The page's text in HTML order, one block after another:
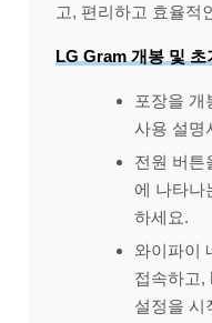
고, 편리하고 효율적
LG Gram 개봉 및 초
포장을 개
사용 설명
전원 버튼
에 나타나
하세요.
와이파이
접속하고,
설정을 시